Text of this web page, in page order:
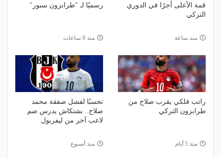
قمة الأعلى أجرًا في الدوري
التركي
منذ ساعة
رسميًا لـ "طرابزون سبور"
منذ 9 ساعات
راتب فلكي يقرب صلاح من
طرابزون التركي
منذ 5 أيام
تحسبًا لفشل صفقة محمد
صلاح.. بشتكاش يدرس ضم
لاعب آخر من ليفربول
منذ أسبوع